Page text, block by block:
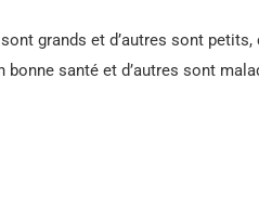
grands et d’autres sont
santé et d’autres sont